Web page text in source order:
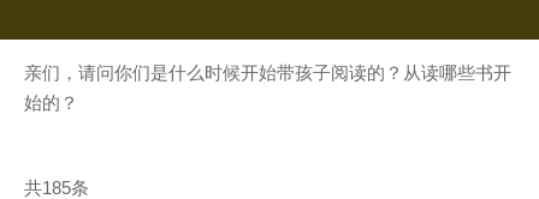
亲们，请问你们是什么时候开始带孩子阅读的？从读哪些书开
始的？
共185条